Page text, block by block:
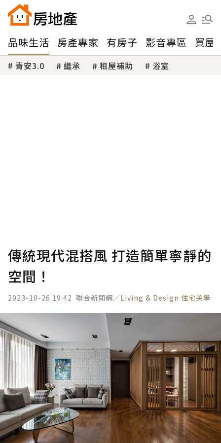
品味生活 房產專家 有房子 影音專區 買屋
青安3.0 繼承 租屋補助 浴室
傳統現代混搭風 打造簡單寧靜的
空間！
2023-10-26 19:42 聯合新聞網／Living & Design 住宅美學